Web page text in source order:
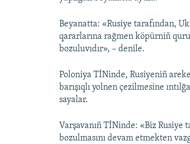
Beyanatta: «Rusiye tarafından,
qararlarına rağmen köpürniñ
bozuluvıdır», – denile.
Poloniya TİNinde, Rusiyeniñ
barışıqlı yolnen çezilmesine
sayalar.
Varşavanıñ TİNinde: «Biz
bozulmasını devam etmekten